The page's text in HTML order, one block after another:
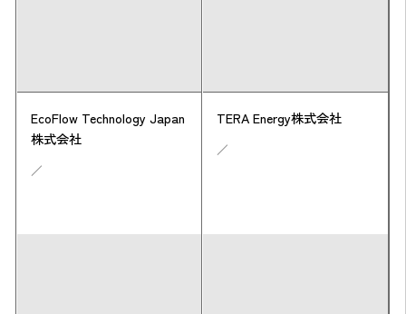
EcoFlow Technology Japan
株式会社
／
TERA Energy株式会社
／